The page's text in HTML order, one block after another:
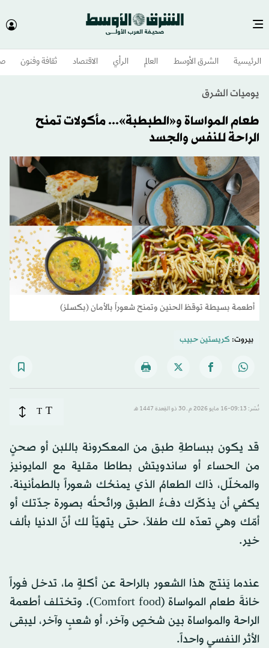
الرئيسية الشرق الأوسط​ العالم الرأي الاقتصاد ثقافة وفنون
يوميات الشرق
طعام المواساة و«الطبطبة»... مأكولات تمنح
الراحة للنفس والجسد
أطعمة بسيطة توقظ الحنين وتمنح شعوراً بالأمان (بكسلز)
بيروت: كريستين حبيب
نُشر: 09:13-16 مايو 2026 م ـ 30 ذو القِعدة 1447 هـ T
T
قد يكون ببساطةِ طبق من المعكرونة باللبن أو صحنٍ
من الحساء أو ساندويتش بطاطا مقلية مع المايونيز
والمخلّل، ذاك الطعامُ الذي يمنحُك شعوراً بالطمأنينة.
يكفي أن يذكّرك دفءُ الطبق ورائحتُه بصورة جدّتك أو
أمّك وهي تعدّه لك طفلاً، حتى يتهيّأ لك أنّ الدنيا بألف
خير.
عندما يَنتج هذا الشعور بالراحة عن أكلةٍ ما، تدخل فوراً
خانةَ طعام المواساة (Comfort food). وتختلف أطعمة
الراحة والمواساة بين شخصٍ وآخر، أو شعبٍ وآخر، ليبقى
الأثر النفسي واحداً.